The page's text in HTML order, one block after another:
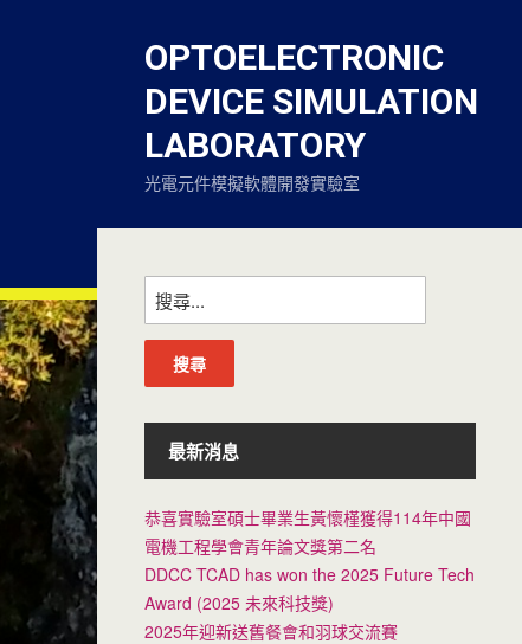
OPTOELECTRONIC
DEVICE SIMULATION
LABORATORY
光電元件模擬軟體開發實驗室
搜
尋
關
最新消息
恭喜實驗室碩士畢業生黃懷槿獲得114年中國
電機工程學會青年論文獎第二名
DDCC TCAD has won the 2025 Future Tech
Award (2025 未來科技獎)
2025年迎新送舊餐會和羽球交流賽